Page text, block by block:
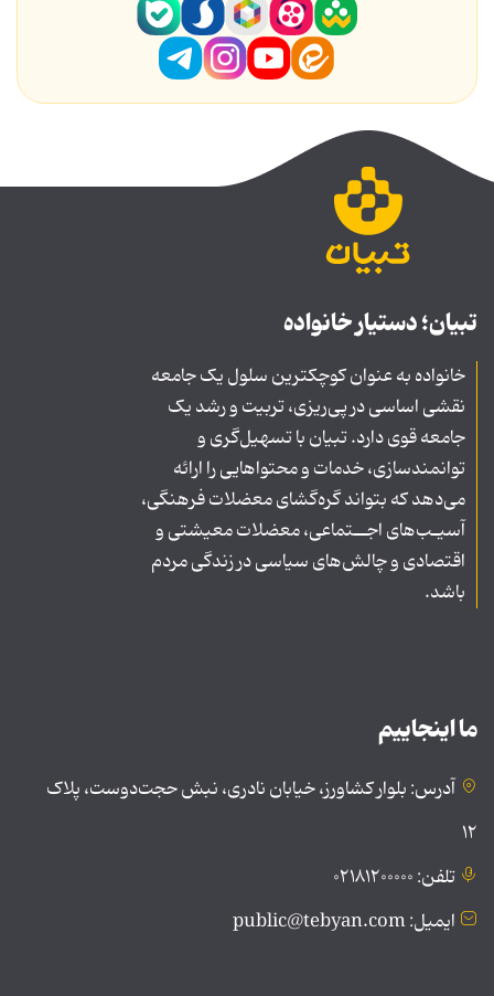
تبیان؛ دستیار خانواده
خانواده به عنوان کوچکترین سلول یک جامعه
نقشی اساسی در پی‌ریزی، تربیت و رشد یک
جامعه قوی دارد. تبیان با تسهیل‌گری و
توانمندسازی، خدمات و محتواهایی را ارائه
می‌دهد که بتواند گره‌گشای معضلات فرهنگی،
آسیـب‌های اجــتماعی، معضلات معیشتی و
اقتصادی و چالش‌های سیاسی در زندگی مردم
باشد.
ما اینجاییم
آدرس: بلوار کشاورز، خیابان نادری، نبش حجت‌دوست، پلاک
۱۲
تلفن: ۰۲۱۸۱۲۰۰۰۰۰
ایمیل: public@tebyan.com